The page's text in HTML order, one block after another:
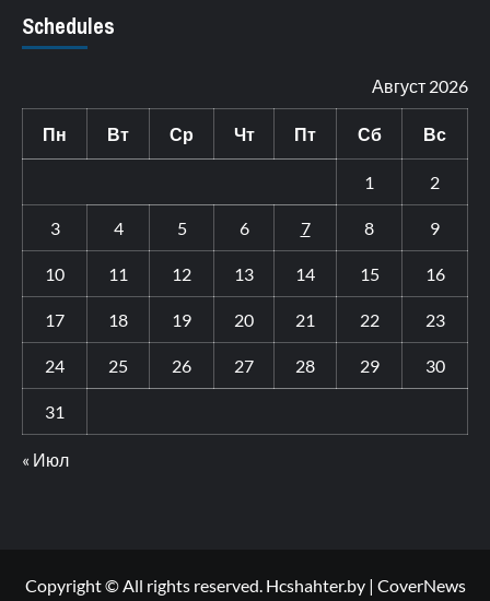
Schedules
Август 2026
Пн Вт Ср Чт Пт Сб Вс
1 2
3 4 5 6 7 8 9
10 11 12 13 14 15 16
17 18 19 20 21 22 23
24 25 26 27 28 29 30
31
« Июл
Copyright © All rights reserved. Hcshahter.by | CoverNews